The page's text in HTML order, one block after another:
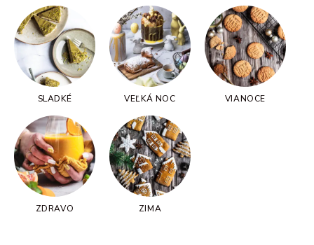
SLADKÉ VEĽKÁ NOC VIANOCE
ZDRAVO ZIMA